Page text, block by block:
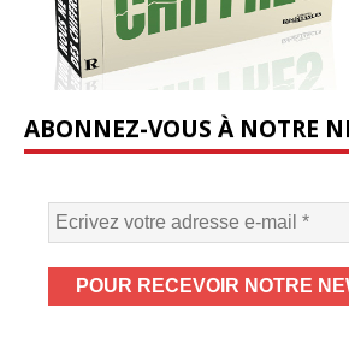
ABONNEZ-VOUS À NOTRE